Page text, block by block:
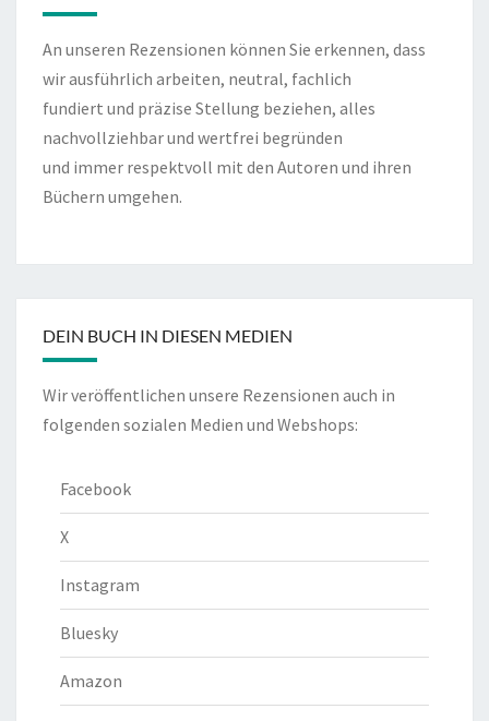
An unseren Rezensionen können Sie erkennen, dass
wir ausführlich arbeiten, neutral, fachlich
fundiert und präzise Stellung beziehen, alles
nachvollziehbar und wertfrei begründen
und immer respektvoll mit den Autoren und ihren
Büchern umgehen.
DEIN BUCH IN DIESEN MEDIEN
Wir veröffentlichen unsere Rezensionen auch in
folgenden sozialen Medien und Webshops:
Facebook
X
Instagram
Bluesky
Amazon